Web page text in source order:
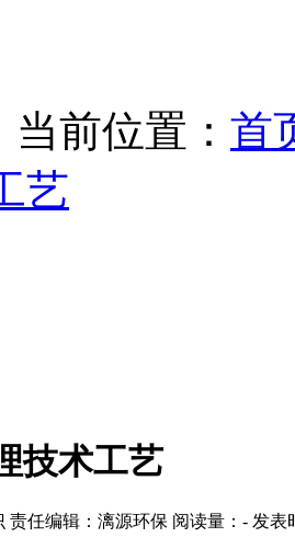
当前位置： 首
艺
技术工艺
责任编辑：漓源环保 阅读量： - 发表